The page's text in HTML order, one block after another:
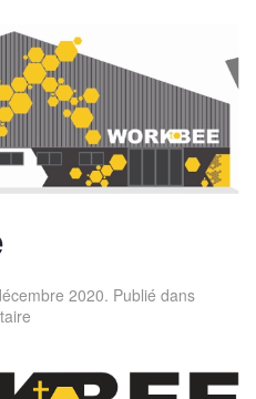
2020. Publié dans